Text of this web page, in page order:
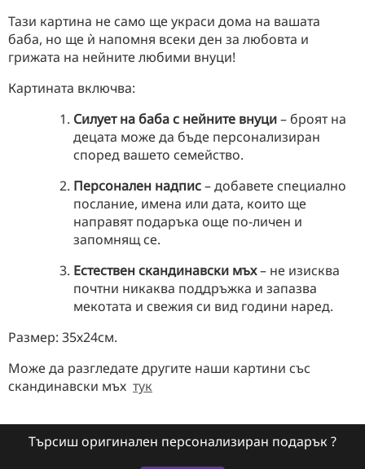
Тази картина не само ще украси дома на вашата
баба, но ще ѝ напомня всеки ден за любовта и
грижата на нейните любими внуци!
Картината включва:
Силует на баба с нейните внуци– броят на
децата може да бъде персонализиран
според вашето семейство.
Персонален надпис– добавете специално
послание, имена или дата, които ще
направят подаръка още по-личен и
запомнящ се.
Естествен скандинавски мъх– не изисква
почтни никаква поддръжка и запазва
мекотата и свежия си вид години наред.
Размер: 35х24см.
Може да разгледате другите наши картини със
скандинавски мъх тук
Търсиш оригинален персонализиран подарък ?